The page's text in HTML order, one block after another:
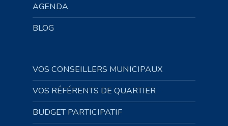
AGENDA
BLOG
VOS CONSEILLERS MUNICIPAUX
VOS RÉFÉRENTS DE QUARTIER
BUDGET PARTICIPATIF